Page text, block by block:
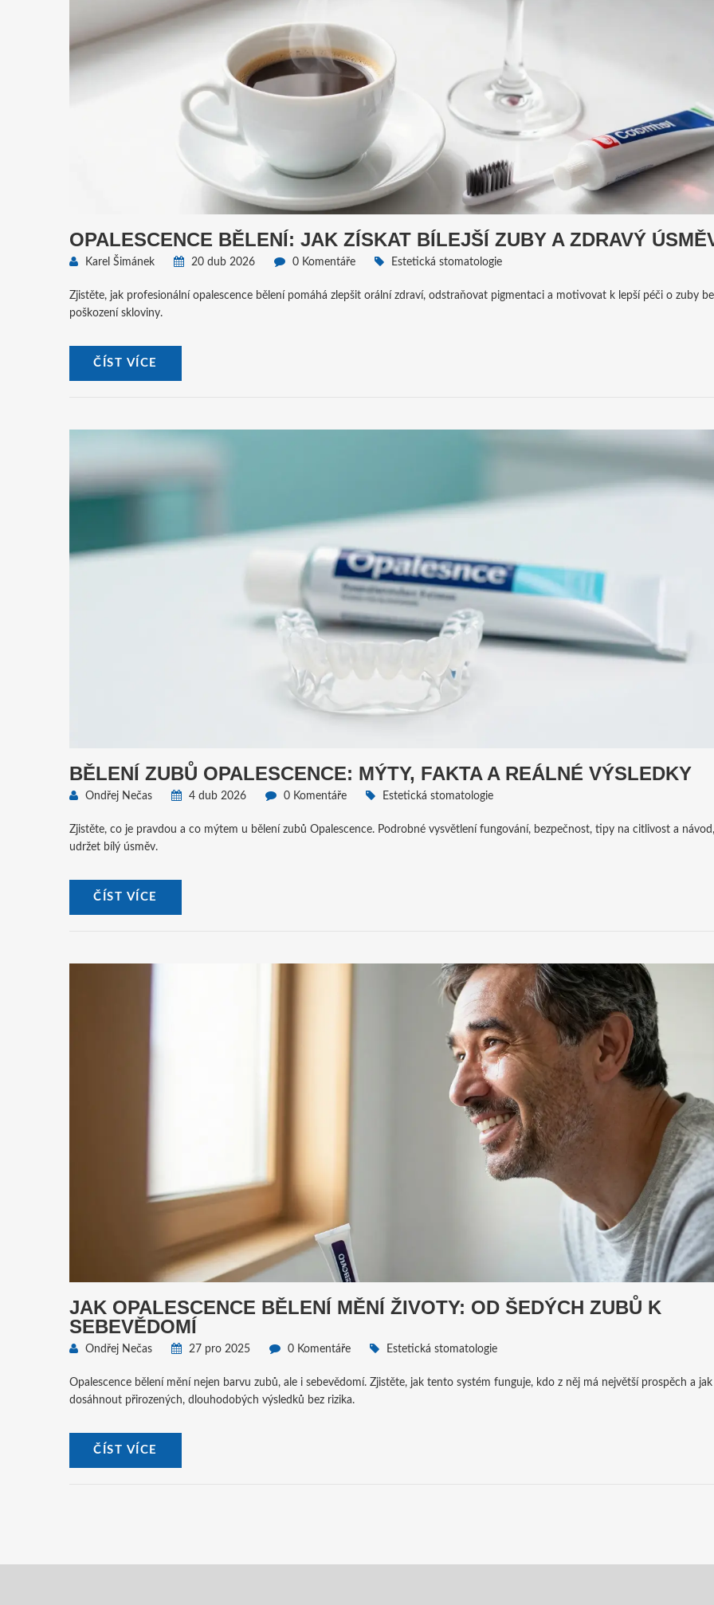
OPALESCENCE BĚLENÍ: JAK ZÍSKAT BÍLEJŠÍ ZUBY A ZDRAVÝ
Karel Šimánek 20 dub 2026 0 Komentáře Estetická stomatologie
Zjistěte, jak profesionální opalescence bělení pomáhá zlepšit orální zdraví, odstraňovat pigmentaci a motivovat k lepší péči o zuby
poškození skloviny.
ČÍST VÍCE
BĚLENÍ ZUBŮ OPALESCENCE: MÝTY, FAKTA A REÁLNÉ VÝSLEDKY
Ondřej Nečas 4 dub 2026 0 Komentáře Estetická stomatologie
Zjistěte, co je pravdou a co mýtem u bělení zubů Opalescence. Podrobné vysvětlení fungování, bezpečnost, tipy na citlivost a
udržet bílý úsměv.
ČÍST VÍCE
JAK OPALESCENCE BĚLENÍ MĚNÍ ŽIVOTY: OD ŠEDÝCH ZUBŮ K
SEBEVĚDOMÍ
Ondřej Nečas 27 pro 2025 0 Komentáře Estetická stomatologie
Opalescence bělení mění nejen barvu zubů, ale i sebevědomí. Zjistěte, jak tento systém funguje, kdo z něj má největší prospěch a jak
dosáhnout přirozených, dlouhodobých výsledků bez rizika.
ČÍST VÍCE